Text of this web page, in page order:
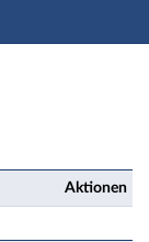
Aktionen